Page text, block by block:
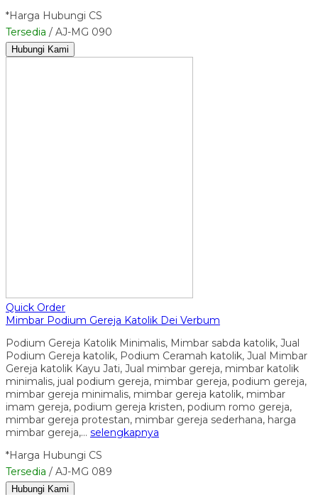
*Harga Hubungi CS
Tersedia / AJ-MG 090
Hubungi Kami
Quick Order
Mimbar Podium Gereja Katolik Dei Verbum
Podium Gereja Katolik Minimalis, Mimbar sabda katolik, Jual
Podium Gereja katolik, Podium Ceramah katolik, Jual Mimbar
Gereja katolik Kayu Jati, Jual mimbar gereja, mimbar katolik
minimalis, jual podium gereja, mimbar gereja, podium gereja,
mimbar gereja minimalis, mimbar gereja katolik, mimbar
imam gereja, podium gereja kristen, podium romo gereja,
mimbar gereja protestan, mimbar gereja sederhana, harga
mimbar gereja,… selengkapnya
*Harga Hubungi CS
Tersedia / AJ-MG 089
Hubungi Kami